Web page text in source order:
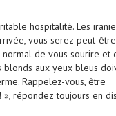
hospitalité. Les
vous serez peut-
de vous sourire et
aux yeux bleus
Rappelez-vous, être
répondez toujours en